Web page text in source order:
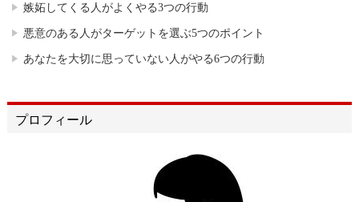
嫉妬してくる人がよくやる3つの行動
悪意のある人がターゲットを選ぶ5つのポイント
あなたを大切に思っていない人がやる6つの行動
プロフィール